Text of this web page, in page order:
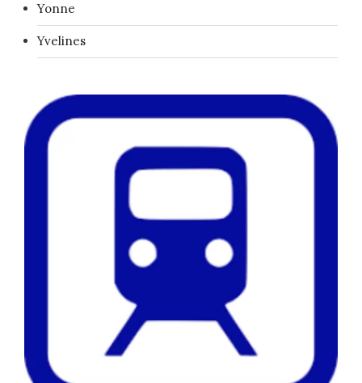
Yonne
Yvelines